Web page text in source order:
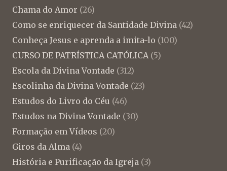
Chama do Amor (26)
Como se enriquecer da Santidade Divina (42)
Conheça Jesus e aprenda a imita-lo (100)
CURSO DE PATRÍSTICA CATÓLICA (5)
Escola da Divina Vontade (312)
Escolinha da Divina Vontade (23)
Estudos do Livro do Céu (46)
Estudos na Divina Vontade (30)
Formação em Vídeos (20)
Giros da Alma (4)
História e Purificação da Igreja (3)